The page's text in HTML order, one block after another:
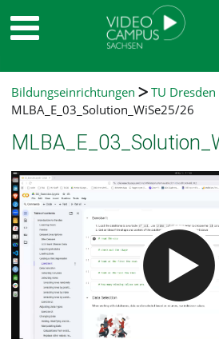
Bildungseinrichtungen
TU Dresden
MLBA_E_03_Solution_WiSe25/26